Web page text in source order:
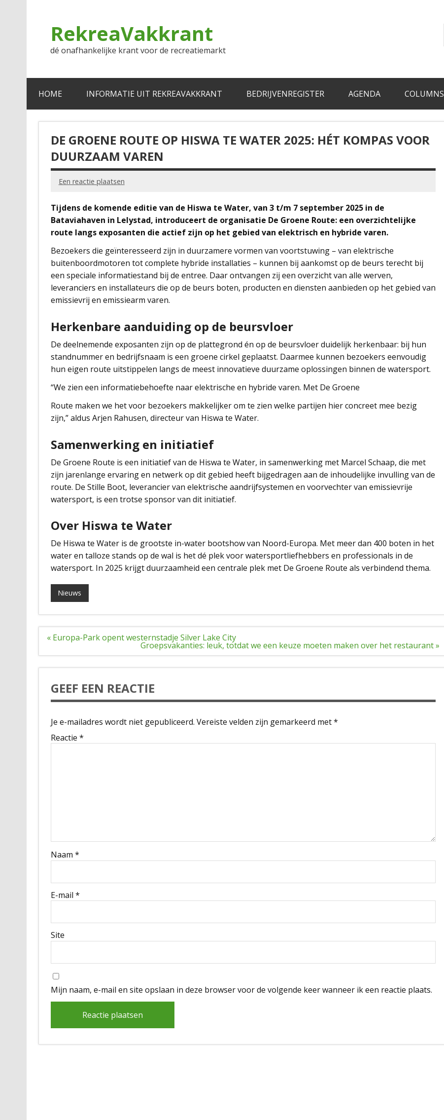
RekreaVakkrant
dé onafhankelijke krant voor de recreatiemarkt
HOME INFORMATIE UIT REKREAVAKKRANT BEDRIJVENREGISTER AGENDA COLUMNS
DE GROENE ROUTE OP HISWA TE WATER 2025: HÉT KOMPAS VOOR
DUURZAAM VAREN
Een reactie plaatsen
Tijdens de komende editie van de Hiswa te Water, van 3 t/m 7 september 2025 in de
Bataviahaven in Lelystad, introduceert de organisatie De Groene Route: een overzichtelijke
route langs exposanten die actief zijn op het gebied van elektrisch en hybride varen.
Bezoekers die geïnteresseerd zijn in duurzamere vormen van voortstuwing – van elektrische
buitenboordmotoren tot complete hybride installaties – kunnen bij aankomst op de beurs terecht bij
een speciale informatiestand bij de entree. Daar ontvangen zij een overzicht van alle werven,
leveranciers en installateurs die op de beurs boten, producten en diensten aanbieden op het gebied van
emissievrij en emissiearm varen.
Herkenbare aanduiding op de beursvloer
De deelnemende exposanten zijn op de plattegrond én op de beursvloer duidelijk herkenbaar: bij hun
standnummer en bedrijfsnaam is een groene cirkel geplaatst. Daarmee kunnen bezoekers eenvoudig
hun eigen route uitstippelen langs de meest innovatieve duurzame oplossingen binnen de watersport.
“We zien een informatiebehoefte naar elektrische en hybride varen. Met De Groene
Route maken we het voor bezoekers makkelijker om te zien welke partijen hier concreet mee bezig
zijn,” aldus Arjen Rahusen, directeur van Hiswa te Water.
Samenwerking en initiatief
De Groene Route is een initiatief van de Hiswa te Water, in samenwerking met Marcel Schaap, die met
zijn jarenlange ervaring en netwerk op dit gebied heeft bijgedragen aan de inhoudelijke invulling van de
route. De Stille Boot, leverancier van elektrische aandrijfsystemen en voorvechter van emissievrije
watersport, is een trotse sponsor van dit initiatief.
Over Hiswa te Water
De Hiswa te Water is de grootste in-water bootshow van Noord-Europa. Met meer dan 400 boten in het
water en talloze stands op de wal is het dé plek voor watersportliefhebbers en professionals in de
watersport. In 2025 krijgt duurzaamheid een centrale plek met De Groene Route als verbindend thema.
Nieuws
Bericht
navigatie
« Europa-Park opent westernstadje Silver Lake City
Groepsvakanties: leuk, totdat we een keuze moeten maken over het restaurant »
GEEF EEN REACTIE
Je e-mailadres wordt niet gepubliceerd. Vereiste velden zijn gemarkeerd met*
Reactie *
Naam *
E-mail *
Site
Mijn naam, e-mail en site opslaan in deze browser voor de volgende keer wanneer ik een reactie plaats.
Alternative: